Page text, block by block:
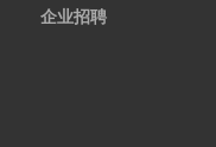
企业招聘